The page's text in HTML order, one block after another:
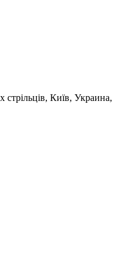
Київ, Украина,